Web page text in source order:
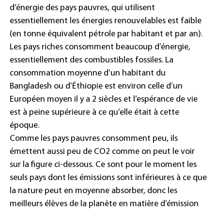
d’énergie des pays pauvres, qui utilisent
essentiellement les énergies renouvelables est faible
(en tonne équivalent pétrole par habitant et par an).
Les pays riches consomment beaucoup d’énergie,
essentiellement des combustibles fossiles. La
consommation moyenne d’un habitant du
Bangladesh ou d’Éthiopie est environ celle d’un
Européen moyen il y a 2 siècles et l’espérance de vie
est à peine supérieure à ce qu’elle était à cette
époque.
Comme les pays pauvres consomment peu, ils
émettent aussi peu de CO2 comme on peut le voir
sur la figure ci-dessous. Ce sont pour le moment les
seuls pays dont les émissions sont inférieures à ce que
la nature peut en moyenne absorber, donc les
meilleurs élèves de la planète en matière d’émission